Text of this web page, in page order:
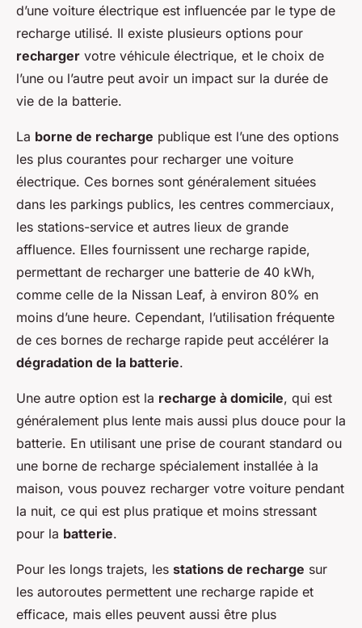
d’une voiture électrique est influencée par le type de
recharge utilisé. Il existe plusieurs options pour
recharger votre véhicule électrique, et le choix de
l’une ou l’autre peut avoir un impact sur la durée de
vie de la batterie.
La borne de recharge publique est l’une des options
les plus courantes pour recharger une voiture
électrique. Ces bornes sont généralement situées
dans les parkings publics, les centres commerciaux,
les stations-service et autres lieux de grande
affluence. Elles fournissent une recharge rapide,
permettant de recharger une batterie de 40 kWh,
comme celle de la Nissan Leaf, à environ 80% en
moins d’une heure. Cependant, l’utilisation fréquente
de ces bornes de recharge rapide peut accélérer la
dégradation de la batterie.
Une autre option est la recharge à domicile, qui est
généralement plus lente mais aussi plus douce pour la
batterie. En utilisant une prise de courant standard ou
une borne de recharge spécialement installée à la
maison, vous pouvez recharger votre voiture pendant
la nuit, ce qui est plus pratique et moins stressant
pour la batterie.
Pour les longs trajets, les stations de recharge sur
les autoroutes permettent une recharge rapide et
efficace, mais elles peuvent aussi être plus